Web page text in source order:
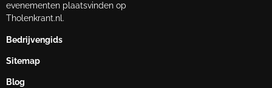
evenementen plaatsvinden op
Tholenkrant.nl.
Bedrijvengids
Sitemap
Blog